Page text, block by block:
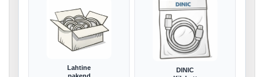
Lahtine
DINIC